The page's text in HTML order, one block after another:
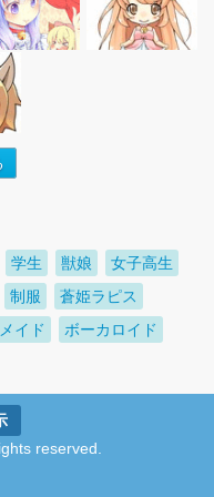
学生 獣娘
女子高生
制服
蒼姫ラピス
メイド
ボーカロイド
reserved.